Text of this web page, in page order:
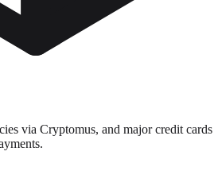
via Cryptomus, and major credit cards